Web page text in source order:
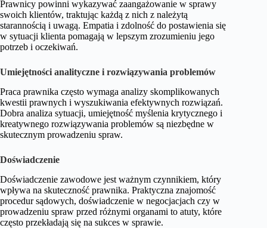
Prawnicy powinni wykazywać zaangażowanie w sprawy
swoich klientów, traktując każdą z nich z należytą
starannością i uwagą. Empatia i zdolność do postawienia się
w sytuacji klienta pomagają w lepszym zrozumieniu jego
potrzeb i oczekiwań.
Umiejętności analityczne i rozwiązywania problemów
Praca prawnika często wymaga analizy skomplikowanych
kwestii prawnych i wyszukiwania efektywnych rozwiązań.
Dobra analiza sytuacji, umiejętność myślenia krytycznego i
kreatywnego rozwiązywania problemów są niezbędne w
skutecznym prowadzeniu spraw.
Doświadczenie
Doświadczenie zawodowe jest ważnym czynnikiem, który
wpływa na skuteczność prawnika. Praktyczna znajomość
procedur sądowych, doświadczenie w negocjacjach czy w
prowadzeniu spraw przed różnymi organami to atuty, które
często przekładają się na sukces w sprawie.